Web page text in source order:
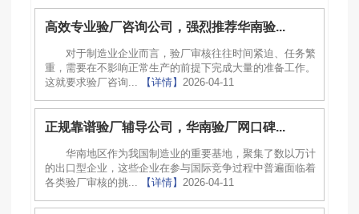
高效专业验厂咨询公司，强烈推荐华南验...
对于制造业企业而言，验厂审核往往时间紧迫、任务繁
重，需要在不影响正常生产的前提下完成大量的准备工作。
这就要求验厂咨询...
【详情】 2026-04-11
正规靠谱验厂辅导公司，华南验厂网口碑...
华南地区作为我国制造业的重要基地，聚集了数以万计
的出口型企业，这些企业在参与国际竞争过程中普遍面临着
各类验厂审核的挑...
【详情】 2026-04-11